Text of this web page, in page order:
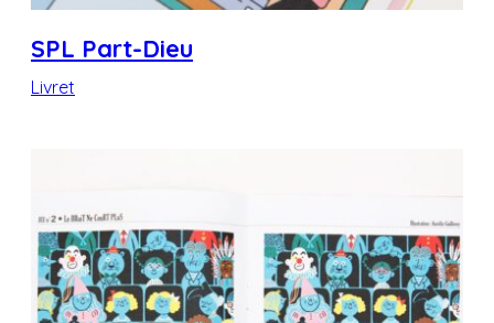
SPL Part-Dieu
Livret